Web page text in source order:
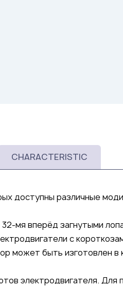
CHARACTERISTIC
доступны различные
мя вперёд загнутыми
с
может быть изготовлен
электродвигателя. Для